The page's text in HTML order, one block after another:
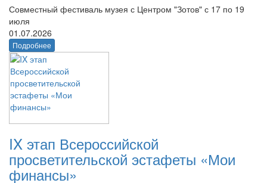
Совместный фестиваль музея с Центром "Зотов" с 17 по 19
июля
01.07.2026
Подробнее
IX этап Всероссийской
просветительской эстафеты «Мои
финансы»